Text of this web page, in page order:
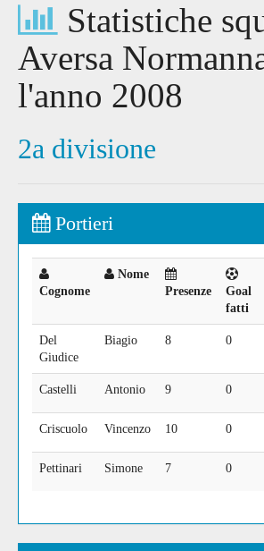
Statistiche
Aversa
l'anno 2008
2a divisione
Portieri
Cognome
Nome
Presenze
Goal
fatti
Del
Giudice
Biagio 8 0
Castelli Antonio 9 0
Criscuolo Vincenzo 10 0
Pettinari Simone 7 0